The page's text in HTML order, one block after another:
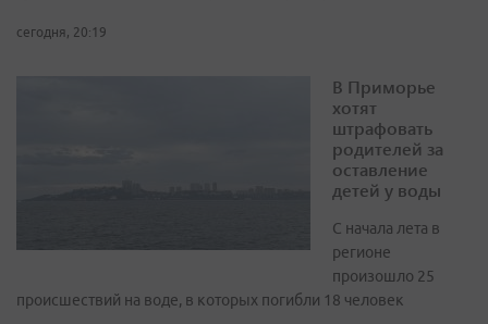
сегодня, 20:19
В Приморье
хотят
штрафовать
родителей за
оставление
детей у воды
С начала лета в
регионе
произошло 25
происшествий на воде, в которых погибли 18 человек